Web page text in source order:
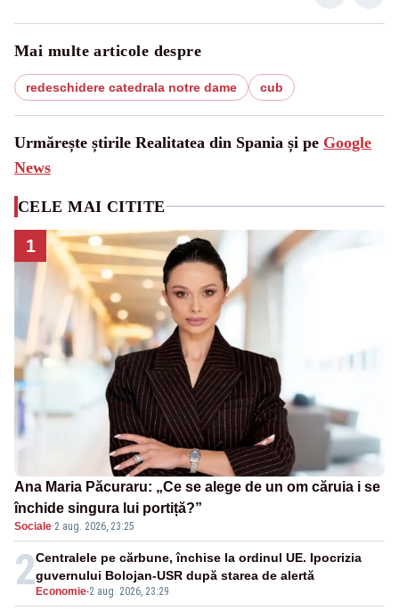
Mai multe articole despre
redeschidere catedrala notre dame cub
Urmărește știrile Realitatea din Spania și pe Google
News
CELE MAI CITITE
1
Ana Maria Păcuraru: „Ce se alege de un om căruia i se
închide singura lui portiță?”
Sociale·2 aug. 2026, 23:25
2 Economie-2 aug. 2026, 23:29
Centralele pe cărbune, închise la ordinul UE. Ipocrizia
guvernului Bolojan-USR după starea de alertă